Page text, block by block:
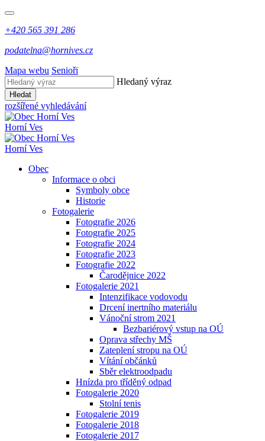
+420 565 391 286
podatelna@hornives.cz
Mapa webu Senioři
Hledaný výraz
Hledat
rozšířené vyhledávání
Horní Ves
Horní Ves
Obec
Informace o obci
Symboly obce
Historie
Fotogalerie
Fotografie 2026
Fotografie 2025
Fotografie 2024
Fotografie 2023
Fotografie 2022
Čarodějnice 2022
Fotogalerie 2021
Intenzifikace vodovodu
Drcení inertního materiálu
Vánoční strom 2021
Bezbariérový vstup na OÚ
Oprava střechy MŠ
Zateplení stropu na OÚ
Vítání občánků
Sběr elektroodpadu
Hnízda pro tříděný odpad
Fotogalerie 2020
Stolní tenis
Fotogalerie 2019
Fotogalerie 2018
Fotogalerie 2017